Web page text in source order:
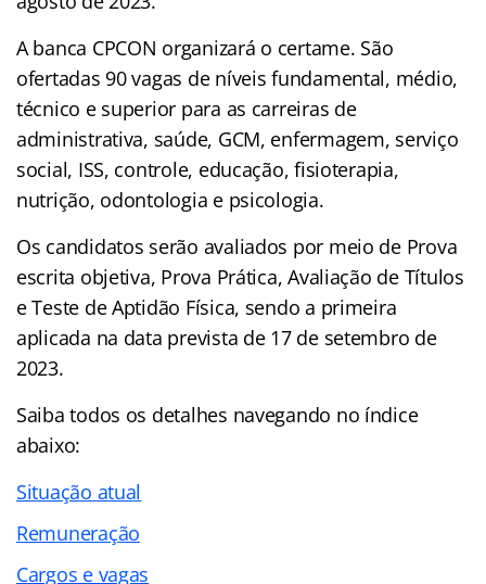
A banca CPCON organizará o certame. São
ofertadas 90 vagas de níveis fundamental, médio,
técnico e superior para as carreiras de
administrativa, saúde, GCM, enfermagem, serviço
social, ISS, controle, educação, fisioterapia,
nutrição, odontologia e psicologia.
Os candidatos serão avaliados por meio de Prova
escrita objetiva, Prova Prática, Avaliação de Títulos
e Teste de Aptidão Física, sendo a primeira
aplicada na data prevista de 17 de setembro de
2023.
Saiba todos os detalhes navegando no índice
abaixo:
Situação atual
Remuneração
Cargos e vagas